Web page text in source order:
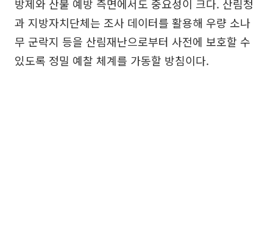
방제와 산불 예방 측면에서도 중요성이 크다. 산림청
과 지방자치단체는 조사 데이터를 활용해 우량 소나
무 군락지 등을 산림재난으로부터 사전에 보호할 수
있도록 정밀 예찰 체계를 가동할 방침이다.